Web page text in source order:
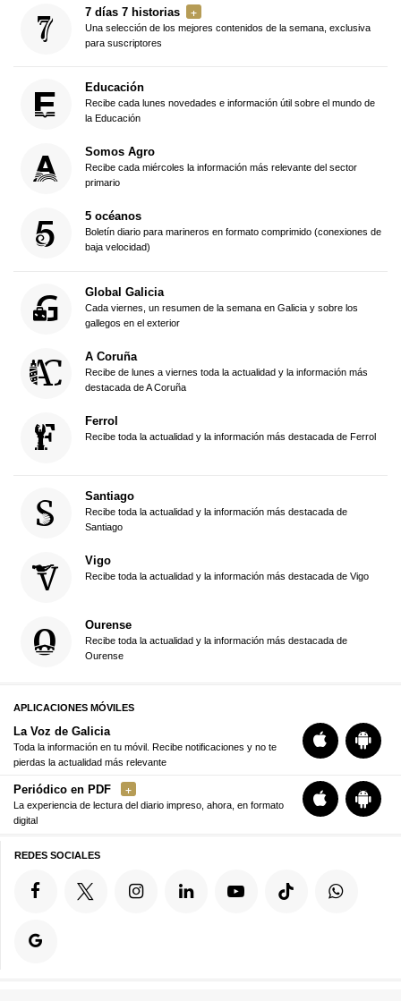
7 días 7 historias
Una selección de los mejores contenidos de la semana, exclusiva
para suscriptores
Educación
Recibe cada lunes novedades e información útil sobre el mundo de
la Educación
Somos Agro
Recibe cada miércoles la información más relevante del sector
primario
5 océanos
Boletín diario para marineros en formato comprimido (conexiones de
baja velocidad)
Global Galicia
Cada viernes, un resumen de la semana en Galicia y sobre los
gallegos en el exterior
A Coruña
Recibe de lunes a viernes toda la actualidad y la información más
destacada de A Coruña
Ferrol
Recibe toda la actualidad y la información más destacada de Ferrol
Santiago
Recibe toda la actualidad y la información más destacada de
Santiago
Vigo
Recibe toda la actualidad y la información más destacada de Vigo
Ourense
Recibe toda la actualidad y la información más destacada de
Ourense
APLICACIONES MÓVILES
La Voz de Galicia
Toda la información en tu móvil. Recibe notificaciones y no te
pierdas la actualidad más relevante
Periódico en PDF
La experiencia de lectura del diario impreso, ahora, en formato
digital
REDES SOCIALES